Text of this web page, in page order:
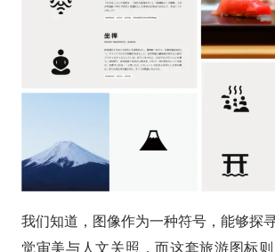
我们知道，图像作为一种符号，能够探
觉审美与人文关照，而这套旅游图标